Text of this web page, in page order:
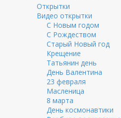
Открытки
Видео открытки
С Новым годом
С Рождеством
Старый Новый год
Крещение
Татьянин день
День Валентина
23 февраля
Масленица
8 марта
День космонавтики